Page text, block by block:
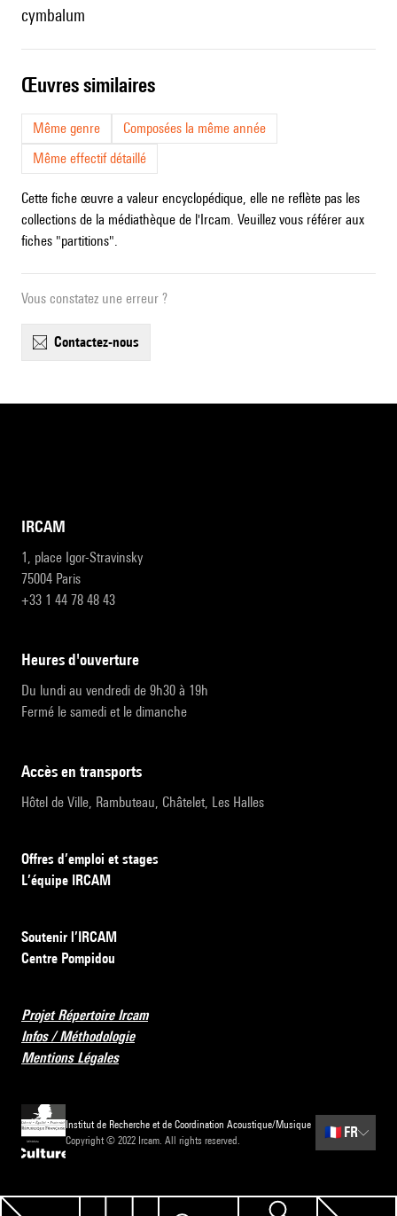
cymbalum
œuvres similaires
Même genre
Composées la même année
Même effectif détaillé
Cette fiche œuvre a valeur encyclopédique, elle ne reflète pas les
collections de la médiathèque de l'Ircam. Veuillez vous référer aux
fiches "partitions".
Vous constatez une erreur ?
contactez-nous
IRCAM
1, place Igor-Stravinsky
75004 Paris
+33 1 44 78 48 43
heures d'ouverture
Du lundi au vendredi de 9h30 à 19h
Fermé le samedi et le dimanche
accès en transports
Hôtel de Ville, Rambuteau, Châtelet, Les Halles
Offres d’emploi et stages
L’équipe IRCAM
Soutenir l’IRCAM
Centre Pompidou
Projet Répertoire Ircam
Infos / Méthodologie
Mentions Légales
Institut de Recherche et de Coordination Acoustique/Musique
Copyright © 2022 Ircam. All rights reserved.
🇫🇷 FR